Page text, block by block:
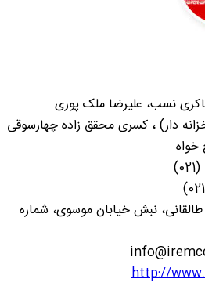
نسب، علیرضا ملک پوری
دار) ، کسری محقق زاده چهارسوقی
خواه
نبش خیابان موسوی،‌ شماره